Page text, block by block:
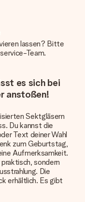
lassen? Bitte
Team.
es sich bei
anstoßen!
Sektgläsern
Du kannst die
Text deiner Wahl
zum Geburtstag,
Aufmerksamkeit.
sondern
Die
erhältlich. Es gibt